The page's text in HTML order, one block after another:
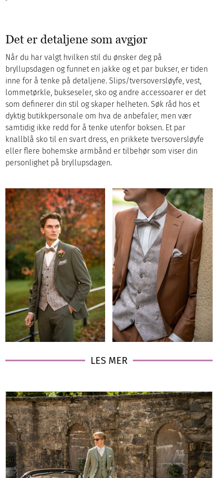
Det er detaljene som avgjør
Når du har valgt hvilken stil du ønsker deg på
bryllupsdagen og funnet en jakke og et par bukser, er tiden
inne for å tenke på detaljene. Slips/tversoversløyfe, vest,
lommetørkle, bukseseler, sko og andre accessoarer er det
som definerer din stil og skaper helheten. Søk råd hos et
dyktig butikkpersonale om hva de anbefaler, men vær
samtidig ikke redd for å tenke utenfor boksen. Et par
knallblå sko til en svart dress, en prikkete tversoversløyfe
eller flere bohemske armbånd er tilbehør som viser din
personlighet på bryllupsdagen.
LES MER